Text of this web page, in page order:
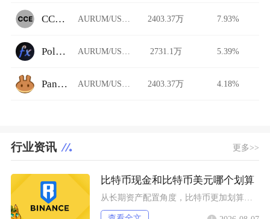
CCEDK 2403.37万 7.93%
Polynomial Trade 2731.1万 5.39%
PancakeSwap Stableswap 2403.37万 4.18%
行业资讯 更多>>
比特币现金和比特币美元哪个划算
从长期资产配置角度，比特币更加划算；偏向短线波段交易、高频链上转账场景，比特币现金存在博弈